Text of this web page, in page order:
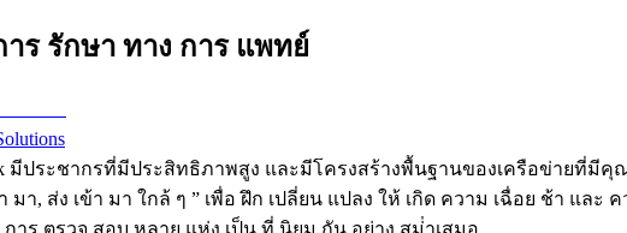
ร รักษา ทาง การ แพทย์
มีประชากรที่มีประสิทธิภาพสูง และมีโครงสร้างพื้นฐานของเครือข่ายที่
า, ส่ง เข้า มา ใกล้ ๆ ” เพื่อ ฝึก เปลี่ยน แปลง ให้ เกิด ความ เฉื่อย ช้า และ